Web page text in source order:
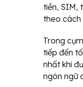
tiền, SIM,
theo cách
Trong cụm
tiếp đến
nhất khi
ngôn ngữ